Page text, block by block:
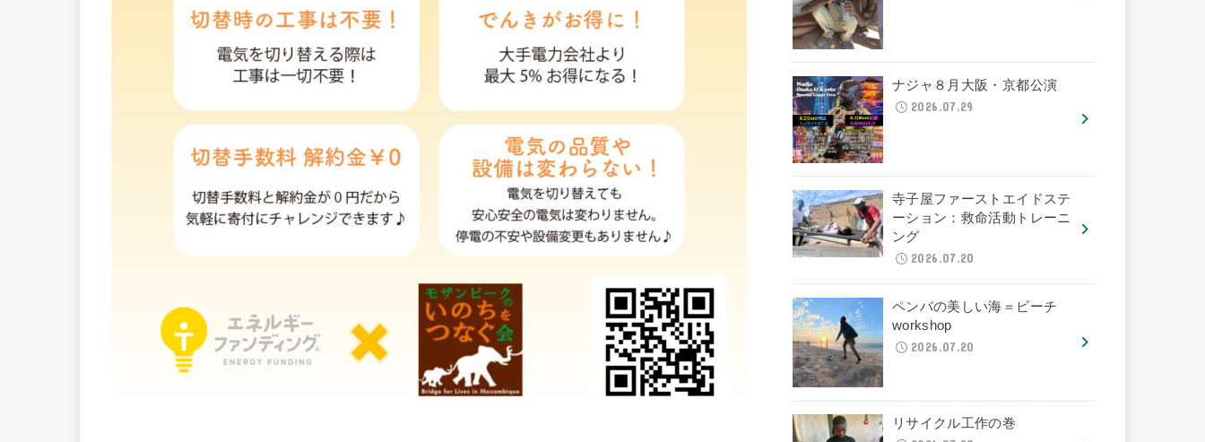
ナジャ８月大阪・京都公演
2026.07.29
寺子屋ファーストエイドステ
ーション：救命活動トレーニ
ング
2026.07.20
ペンバの美しい海＝ビーチ
workshop
2026.07.20
リサイクル工作の巻